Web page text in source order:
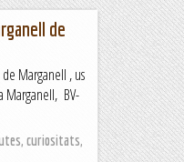
de
Marganell , us
Marganell, BV-
curiositats,